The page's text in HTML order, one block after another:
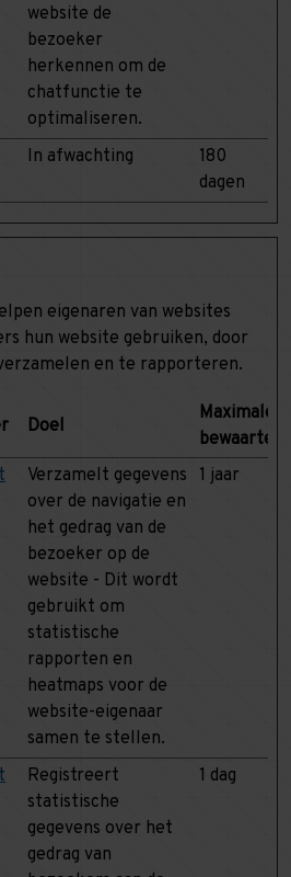
website de
bezoeker
herkennen om de
chatfunctie te
optimaliseren.
In afwachting
180
dagen
eigenaren van websites
hun website gebruiken, door
en te rapporteren.
Doel
Maximale
Verzamelt gegevens
over de navigatie en
het gedrag van de
bezoeker op de
website - Dit wordt
gebruikt om
statistische
rapporten en
heatmaps voor de
website-eigenaar
samen te stellen.
1 jaar
Registreert
statistische
gegevens over het
gedrag van
1 dag